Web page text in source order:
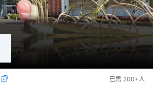
已售 200+人